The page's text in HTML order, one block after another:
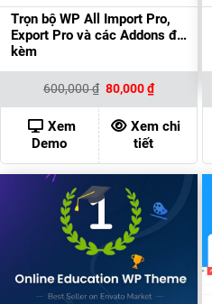
Trọn bộ WP All Import Pro,
Export Pro và các Addons đi
kèm
600,000₫ Giá
gốc
là:
600,000 ₫.
80,000₫Giá
hiện
tại
là:
80,000 ₫.
Xem
Demo
Xem chi
tiết